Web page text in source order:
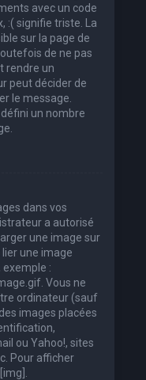
avec un code
:( signifie triste. La
sur la page de
de ne pas
rendre un
peut décider de
le message.
défini un nombre
dans vos
a autorisé
une image sur
une image
exemple :
Vous ne
ordinateur (sauf
images placées
ou Yahoo!, sites
Pour afficher